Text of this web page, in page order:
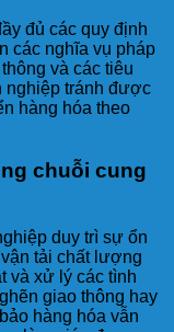
đủ các quy định
các nghĩa vụ pháp
và các tiêu
nghiệp tránh được
hàng hóa theo
chuỗi cung
duy trì sự ổn
tải chất lượng
và xử lý các tình
giao thông hay
hàng hóa vẫn